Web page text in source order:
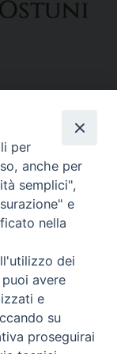
WebMail
per
anche per
semplici",
e
nella
dei
avere
e
su
proseguirai